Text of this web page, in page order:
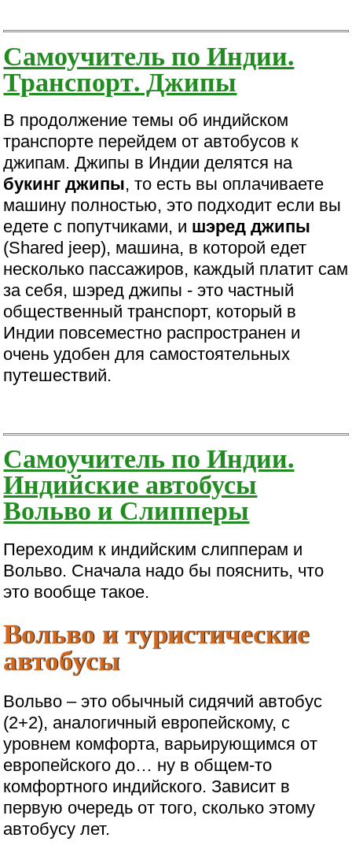
Самоучитель по Индии.
Транспорт. Джипы
В продолжение темы об индийском
транспорте перейдем от автобусов к
джипам. Джипы в Индии делятся на
букинг джипы, то есть вы оплачиваете
машину полностью, это подходит если вы
едете с попутчиками, и шэред джипы
(Shared jeep), машина, в которой едет
несколько пассажиров, каждый платит сам
за себя, шэред джипы - это частный
общественный транспорт, который в
Индии повсеместно распространен и
очень удобен для самостоятельных
путешествий.
Самоучитель по Индии.
Индийские автобусы
Вольво и Слипперы
Переходим к индийским слипперам и
Вольво. Сначала надо бы пояснить, что
это вообще такое.
Вольво и туристические
автобусы
Вольво – это обычный сидячий автобус
(2+2), аналогичный европейскому, с
уровнем комфорта, варьирующимся от
европейского до… ну в общем-то
комфортного индийского. Зависит в
первую очередь от того, сколько этому
автобусу лет.